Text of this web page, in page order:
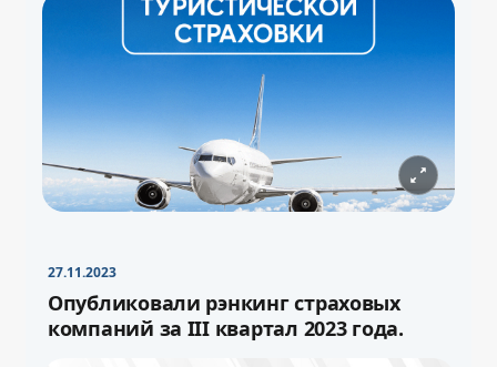
− 16pt
27.11.2023
Опубликовали рэнкинг страховых
компаний за III квартал 2023 года.